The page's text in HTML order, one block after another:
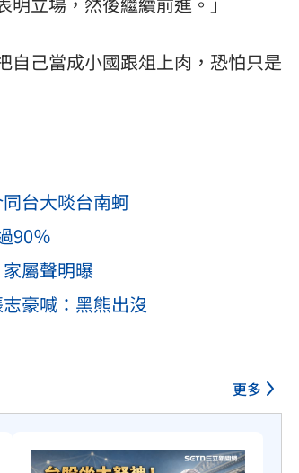
自己當成小國跟俎上肉，恐怕只是
台大啖台南蚵
90％
屬聲明曝
豪喊：黑熊出沒
更多